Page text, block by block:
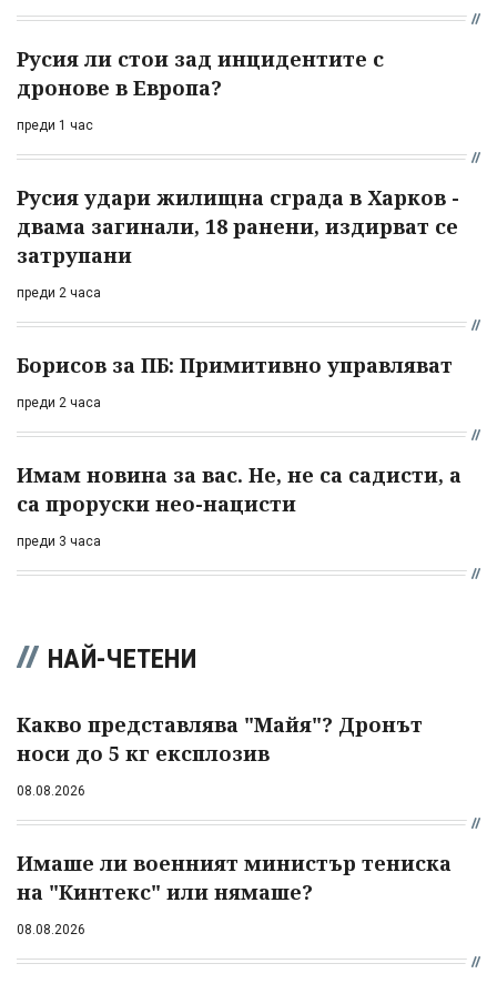
Русия ли стои зад инцидентите с
дронове в Европа?
преди 1 час
Русия удари жилищна сграда в Харков -
двама загинали, 18 ранени, издирват се
затрупани
преди 2 часа
Борисов за ПБ: Примитивно управляват
преди 2 часа
Имам новина за вас. Не, не са садисти, а
са проруски нео-нацисти
преди 3 часа
НАЙ-ЧЕТЕНИ
Какво представлява "Майя"? Дронът
носи до 5 кг експлозив
08.08.2026
Имаше ли военният министър тениска
на "Кинтекс" или нямаше?
08.08.2026